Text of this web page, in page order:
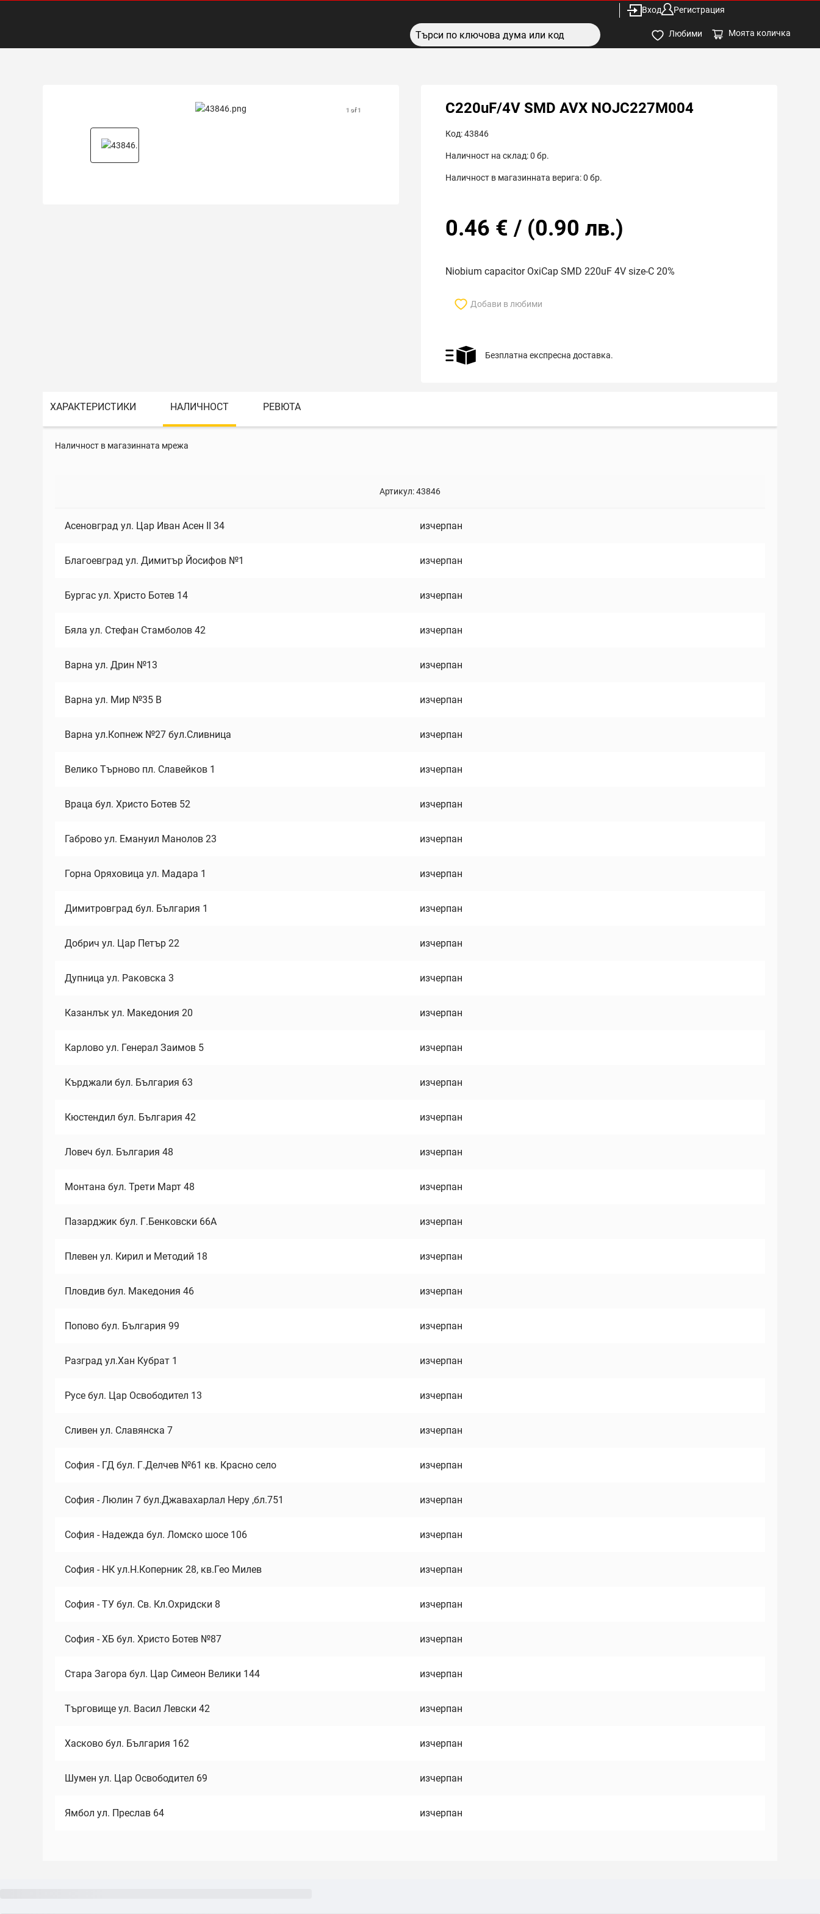
Вход Регистрация
Любими Моята количка
1 of 1 C220uF/4V SMD AVX NOJC227M004
Код:43846
Наличност на склад:0 бр.
Наличност в магазинната верига:0 бр.
0.46 € / (0.90 лв.)
Niobium capacitor OxiCap SMD 220uF 4V size-C 20%
Добави в любими
Безплатна експресна доставка.
ХАРАКТЕРИСТИКИ НАЛИЧНОСТ РЕВЮТА
Наличност в магазинната мрежа
Артикул:43846
Асеновград ул. Цар Иван Асен II 34 изчерпан
Благоевград ул. Димитър Йосифов №1 изчерпан
Бургас ул. Христо Ботев 14 изчерпан
Бяла ул. Стефан Стамболов 42 изчерпан
Варна ул. Дрин №13 изчерпан
Варна ул. Мир №35 В изчерпан
Варна ул.Копнеж №27 бул.Сливница изчерпан
Велико Търново пл. Славейков 1 изчерпан
Враца бул. Христо Ботев 52 изчерпан
Габрово ул. Емануил Манолов 23 изчерпан
Горна Оряховица ул. Мадара 1 изчерпан
Димитровград бул. България 1 изчерпан
Добрич ул. Цар Петър 22 изчерпан
Дупница ул. Раковска 3 изчерпан
Казанлък ул. Македония 20 изчерпан
Карлово ул. Генерал Заимов 5 изчерпан
Кърджали бул. България 63 изчерпан
Кюстендил бул. България 42 изчерпан
Ловеч бул. България 48 изчерпан
Монтана бул. Трети Март 48 изчерпан
Пазарджик бул. Г.Бенковски 66А изчерпан
Плевен ул. Кирил и Методий 18 изчерпан
Пловдив бул. Македония 46 изчерпан
Попово бул. България 99 изчерпан
Разград ул.Хан Кубрат 1 изчерпан
Русе бул. Цар Освободител 13 изчерпан
Сливен ул. Славянска 7 изчерпан
София - ГД бул. Г.Делчев №61 кв. Красно село изчерпан
София - Люлин 7 бул.Джавахарлал Неру ,бл.751 изчерпан
София - Надежда бул. Ломско шосе 106 изчерпан
София - НК ул.Н.Коперник 28, кв.Гео Милев изчерпан
София - ТУ бул. Св. Кл.Охридски 8 изчерпан
София - ХБ бул. Христо Ботев №87 изчерпан
Стара Загора бул. Цар Симеон Велики 144 изчерпан
Търговище ул. Васил Левски 42 изчерпан
Хасково бул. България 162 изчерпан
Шумен ул. Цар Освободител 69 изчерпан
Ямбол ул. Преслав 64 изчерпан